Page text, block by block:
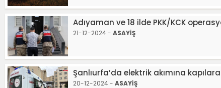
Adıyaman ve 18 ilde PKK/KCK
21-12-2024 - ASAYİŞ
Şanlıurfa’da elektrik akımına
20-12-2024 - ASAYİŞ